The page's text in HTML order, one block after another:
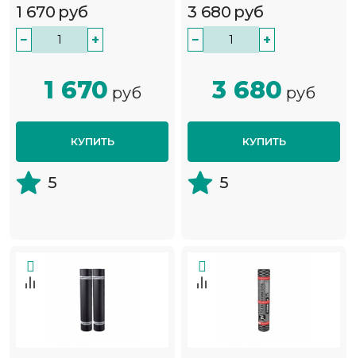
1 670 руб
− +
1 670 руб
КУПИТЬ
5
3 680 руб
− +
3 680 руб
КУПИТЬ
5